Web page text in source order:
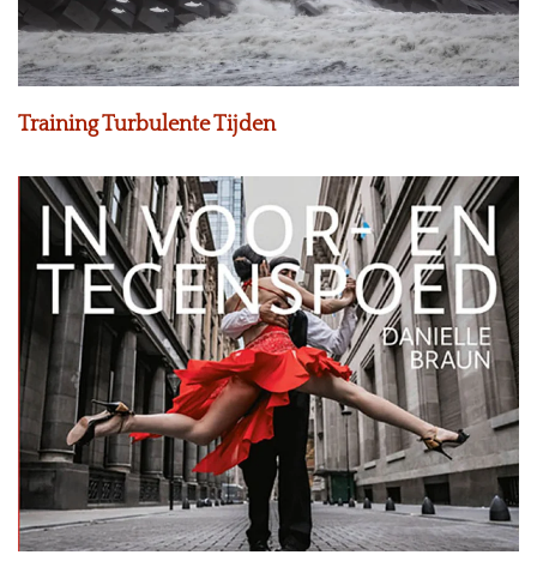
Training Turbulente Tijden